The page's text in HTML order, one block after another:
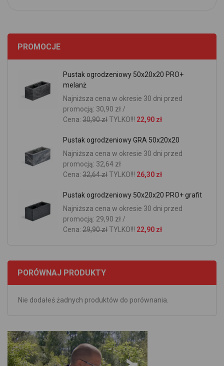
PROMOCJE
Pustak ogrodzeniowy 50x20x20 PRO+
melanż
Najniższa cena w okresie 30 dni przed
promocją: 30,90 zł /
Cena: 30,90 złTYLKO!!! 22,90 zł
Pustak ogrodzeniowy GRA 50x20x20
Najniższa cena w okresie 30 dni przed
promocją: 32,64 zł
Cena: 32,64 złTYLKO!!! 26,30 zł
Pustak ogrodzeniowy 50x20x20 PRO+ grafit
Najniższa cena w okresie 30 dni przed
promocją: 29,90 zł /
Cena: 29,90 złTYLKO!!! 22,90 zł
PORÓWNAJ PRODUKTY
Nie dodałeś żadnych produktów do porównania.